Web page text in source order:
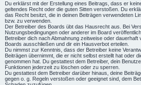
Du erklärst mit der Erstellung eines Beitrags, dass er
geltendes Recht oder die guten Sitten verstoßen. Du
das Recht besitzt, die in deinen Beiträgen verwendeten
bzw. zu verwenden.
Der Betreiber des Boards übt das Hausrecht aus. Bei
Nutzungsbedingungen oder anderer im Board
Betreiber dich nach Abmahnung zeitweise oder dauerhaft
Boards ausschließen und dir ein Hausverbot erteilen.
Du nimmst zur Kenntnis, dass der Betreiber keine
Beiträgen übernimmt, die er nicht selbst erstellt hat oder
genommen hat. Du gestattest dem Betreiber, dein
Funktionen jederzeit zu löschen oder zu sperren.
Du gestattest dem Betreiber darüber hinaus, deine
gegen o. g. Regeln verstoßen oder geeignet sind, dem